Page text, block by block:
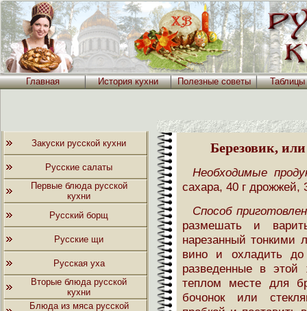
Главная История кухни Полезные советы
Закуски русской кухни
Русские салаты
Первые блюда русской
кухни
Русский борщ
Русские щи
Русская уха
Вторые блюда русской
кухни
Блюда из мяса русской
Березовик,
Необходимые
сахара, 40 г дрожжей,
Способ
размешать и
нарезанный тонкими
вино и охладить до
разведенные в
теплом месте для
бочонок или